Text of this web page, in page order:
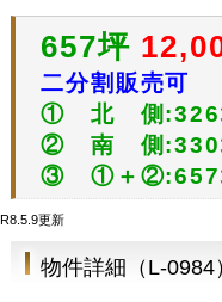
657坪
二分割販売可
① 北 側
② 南 側
③ ①＋②:657
R8.5.9更新
物件詳細（L-0984